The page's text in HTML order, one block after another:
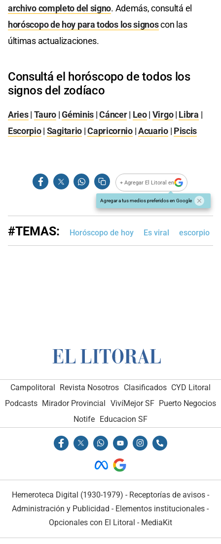
archivo completo del signo. Además, consultá el
horóscopo de hoy para todos los signoscon las
últimas actualizaciones.
Consultá el horóscopo de todos los
signos del zodíaco
Aries| Tauro |Géminis |Cáncer| Leo| Virgo| Libra |
Escorpio| Sagitario |Capricornio|Acuario| Piscis
+ Agregar El Litoral en
Agregar a tus medios preferidos en Google
#TEMAS: Horóscopo de hoy Es viral escorpio
Campolitoral Revista Nosotros Clasificados CYD Litoral
Podcasts Mirador Provincial VivíMejor SF Puerto Negocios
Notife Educacion SF
Hemeroteca Digital (1930-1979) - Receptorías de avisos -
Administración y Publicidad - Elementos institucionales -
Opcionales con El Litoral - MediaKit